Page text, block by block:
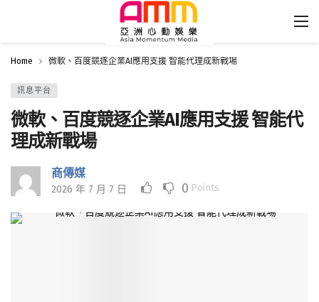
Home 微軟、百度競逐企業AI應用支援 智能代理成新戰場
訊息平台
微軟、百度競逐企業AI應用支援 智能代
理成新戰場
商傳媒
2026 年 7 月 7 日 0 Points